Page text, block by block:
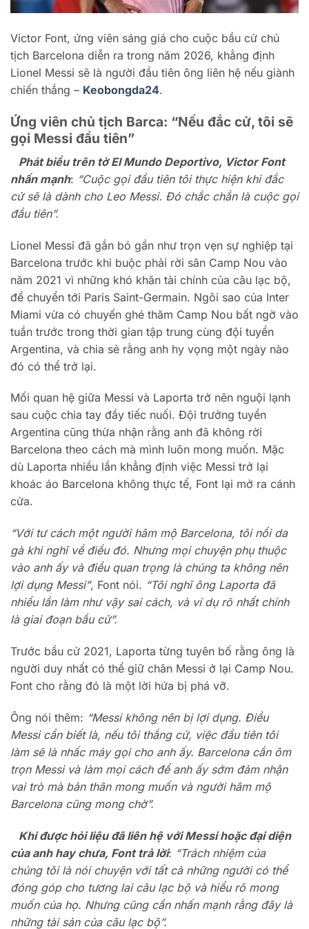
Victor Font, ứng viên sáng giá cho cuộc bầu cử chủ
tịch Barcelona diễn ra trong năm 2026, khẳng định
Lionel Messi sẽ là người đầu tiên ông liên hệ nếu giành
chiến thắng – Keobongda24.
Ứng viên chủ tịch Barca: “Nếu đắc cử, tôi sẽ
gọi Messi đầu tiên”
Phát biểu trên tờ El Mundo Deportivo, Victor Font
nhấn mạnh: “Cuộc gọi đầu tiên tôi thực hiện khi đắc
cử sẽ là dành cho Leo Messi. Đó chắc chắn là cuộc gọi
đầu tiên”.
Lionel Messi đã gắn bó gần như trọn vẹn sự nghiệp tại
Barcelona trước khi buộc phải rời sân Camp Nou vào
năm 2021 vì những khó khăn tài chính của câu lạc bộ,
để chuyển tới Paris Saint-Germain. Ngôi sao của Inter
Miami vừa có chuyến ghé thăm Camp Nou bất ngờ vào
tuần trước trong thời gian tập trung cùng đội tuyển
Argentina, và chia sẻ rằng anh hy vọng một ngày nào
đó có thể trở lại.
Mối quan hệ giữa Messi và Laporta trở nên nguội lạnh
sau cuộc chia tay đầy tiếc nuối. Đội trưởng tuyển
Argentina cũng thừa nhận rằng anh đã không rời
Barcelona theo cách mà mình luôn mong muốn. Mặc
dù Laporta nhiều lần khẳng định việc Messi trở lại
khoác áo Barcelona không thực tế, Font lại mở ra cánh
cửa.
“Với tư cách một người hâm mộ Barcelona, tôi nổi da
gà khi nghĩ về điều đó. Nhưng mọi chuyện phụ thuộc
vào anh ấy và điều quan trọng là chúng ta không nên
lợi dụng Messi”, Font nói. “Tôi nghĩ ông Laporta đã
nhiều lần làm như vậy sai cách, và ví dụ rõ nhất chính
là giai đoạn bầu cử”.
Trước bầu cử 2021, Laporta từng tuyên bố rằng ông là
người duy nhất có thể giữ chân Messi ở lại Camp Nou.
Font cho rằng đó là một lời hứa bị phá vỡ.
Ông nói thêm: “Messi không nên bị lợi dụng. Điều
Messi cần biết là, nếu tôi thắng cử, việc đầu tiên tôi
làm sẽ là nhấc máy gọi cho anh ấy. Barcelona cần ôm
trọn Messi và làm mọi cách để anh ấy sớm đảm nhận
vai trò mà bản thân mong muốn và người hâm mộ
Barcelona cũng mong chờ”.
Khi được hỏi liệu đã liên hệ với Messi hoặc đại diện
của anh hay chưa, Font trả lời: “Trách nhiệm của
chúng tôi là nói chuyện với tất cả những người có thể
đóng góp cho tương lai câu lạc bộ và hiểu rõ mong
muốn của họ. Nhưng cũng cần nhấn mạnh rằng đây là
những tài sản của câu lạc bộ”.